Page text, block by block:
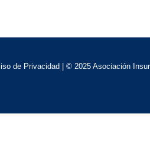
de Privacidad | © 2025 Asociación